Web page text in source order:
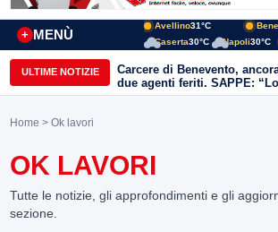
MENÙ
+
Avellino31°C
Caserta30°C Napoli30°C
ULTIME NOTIZIE
Carcere di Benevento,
due agenti feriti. SAPPE:
non può arretrare”
Home > Ok lavori
OK LAVORI
Tutte le notizie, gli approfondimenti e gli
sezione.